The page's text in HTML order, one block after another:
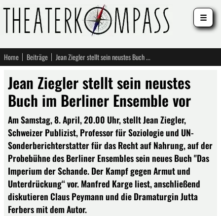
Home Beiträge Jean Ziegler stellt sein neustes Buch im Berliner Ensemble vor
Jean Ziegler stellt sein neustes
Buch im Berliner Ensemble vor
Am Samstag, 8. April, 20.00 Uhr, stellt Jean Ziegler,
Schweizer Publizist, Professor für Soziologie und UN-
Sonderberichterstatter für das Recht auf Nahrung, auf der
Probebühne des Berliner Ensembles sein neues Buch "Das
Imperium der Schande. Der Kampf gegen Armut und
Unterdrückung“ vor. Manfred Karge liest, anschließend
diskutieren Claus Peymann und die Dramaturgin Jutta
Ferbers mit dem Autor.
☰